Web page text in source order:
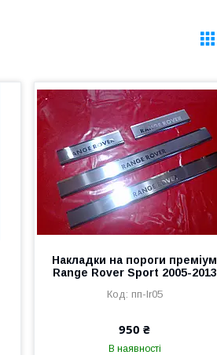
Накладки на пороги преміум
Range Rover Sport 2005-2013
пп-lr05
950 ₴
В наявності